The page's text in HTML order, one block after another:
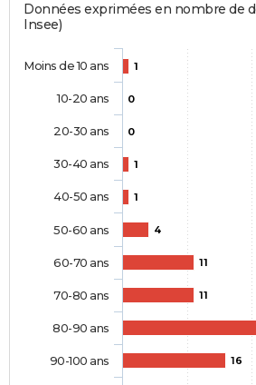
Données exprimées en nombre de
Insee)
1
0
0
1
1
4
11
11
16
Moins de 10 ans
10-20 ans
20-30 ans
30-40 ans
40-50 ans
50-60 ans
60-70 ans
70-80 ans
80-90 ans
90-100 ans